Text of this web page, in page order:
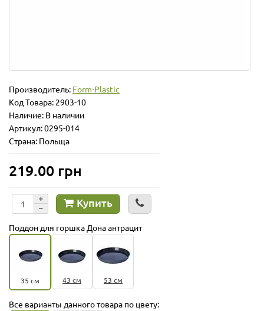
Производитель: Form-Plastic
Код Товара: 2903-10
Наличие: В наличии
Артикул: 0295-014
Страна: Польща
219.00 грн
Купить
Поддон для горшка Дона антрацит
35 см 43 см 53 см
Все варианты данного товара по цвету: